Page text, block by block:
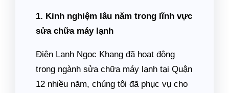
1. Kinh nghiệm lâu năm trong lĩnh vực
sửa chữa máy lạnh
Điện Lạnh Ngọc Khang đã hoạt động
trong ngành sửa chữa máy lạnh tại Quận
12 nhiều năm, chúng tôi đã phục vụ cho